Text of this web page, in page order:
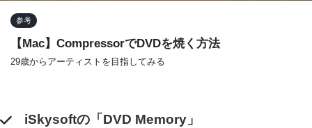
参考
【Mac】CompressorでDVDを焼く方法
29歳からアーティストを目指してみる
iSkysoftの「DVD Memory」